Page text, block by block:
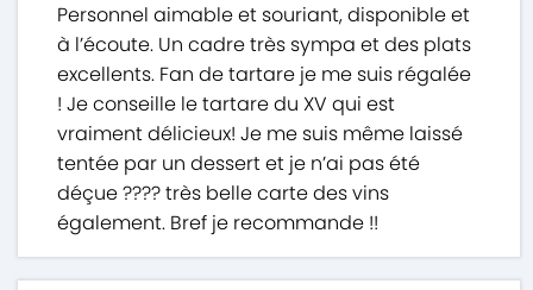
Personnel aimable et souriant, disponible et
à l’écoute. Un cadre très sympa et des plats
excellents. Fan de tartare je me suis régalée
! Je conseille le tartare du XV qui est
vraiment délicieux! Je me suis même laissé
tentée par un dessert et je n’ai pas été
déçue ???? très belle carte des vins
également. Bref je recommande !!